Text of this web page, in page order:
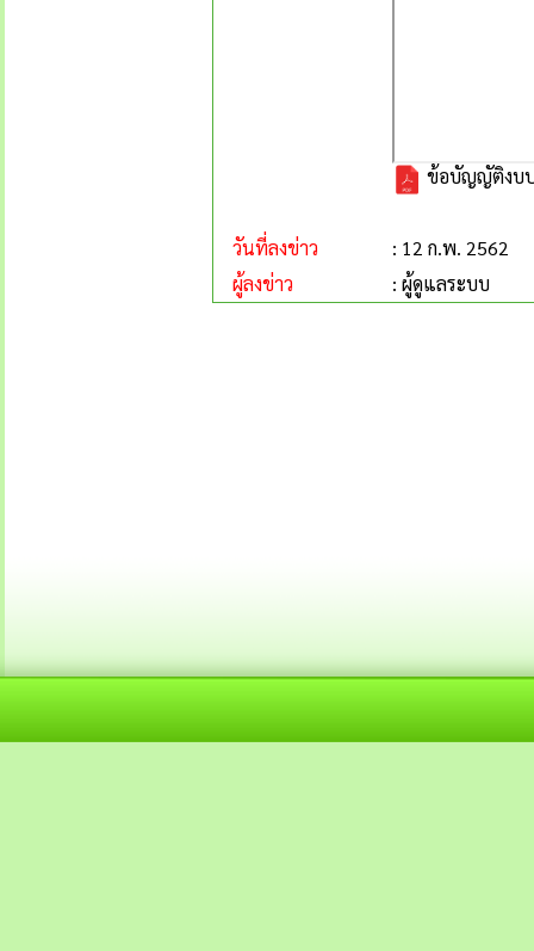
ข้อบัญญัติงบป
วันที่ลงข่าว
: 12 ก.พ. 2562
ผู้ลงข่าว
: ผู้ดูแลระบบ